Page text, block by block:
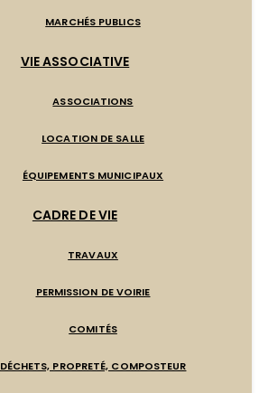
MARCHÉS PUBLICS
VIE ASSOCIATIVE
ASSOCIATIONS
LOCATION DE SALLE
ÉQUIPEMENTS MUNICIPAUX
CADRE DE VIE
TRAVAUX
PERMISSION DE VOIRIE
COMITÉS
DÉCHETS, PROPRETÉ, COMPOSTEUR